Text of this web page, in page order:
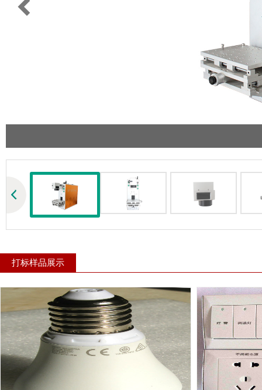
打标样品展示